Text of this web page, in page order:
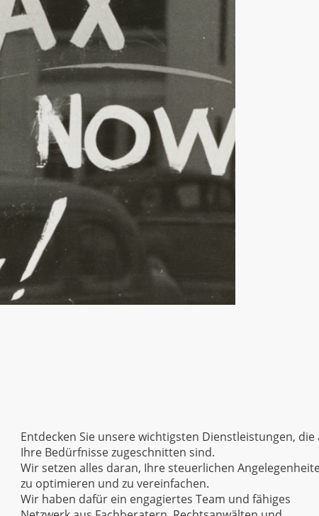
Entdecken Sie unsere wichtigsten Dienstleistungen, die
Ihre Bedürfnisse zugeschnitten sind.
Wir setzen alles daran, Ihre steuerlichen
zu optimieren und zu vereinfachen.
Wir haben dafür ein engagiertes Team und fähiges